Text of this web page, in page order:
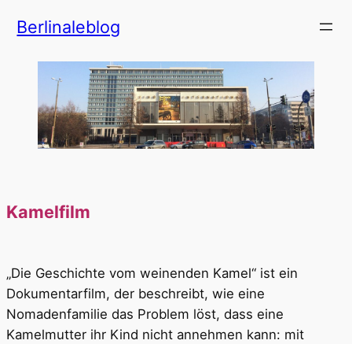
Inhalt
Berlinaleblog
Kamelfilm
„Die Geschichte vom weinenden Kamel“ ist ein
Dokumentarfilm, der beschreibt, wie eine
Nomadenfamilie das Problem löst, dass eine
Kamelmutter ihr Kind nicht annehmen kann: mit